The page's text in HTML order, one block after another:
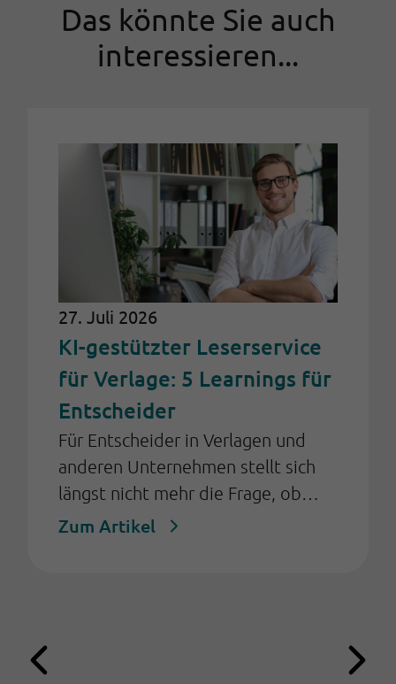
Das könnte Sie auch
interessieren...
27. Juli 2026
KI-gestützter Leserservice
für Verlage: 5 Learnings für
Entscheider
Für Entscheider in Verlagen und
anderen Unternehmen stellt sich
längst nicht mehr die Frage, ob
Künstliche Intelligenz (KI) im
Zum Artikel